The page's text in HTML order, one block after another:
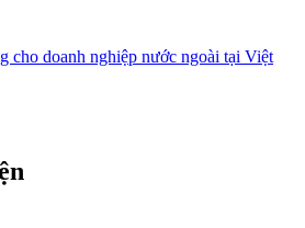
cho doanh nghiệp nước ngoài tại Việt